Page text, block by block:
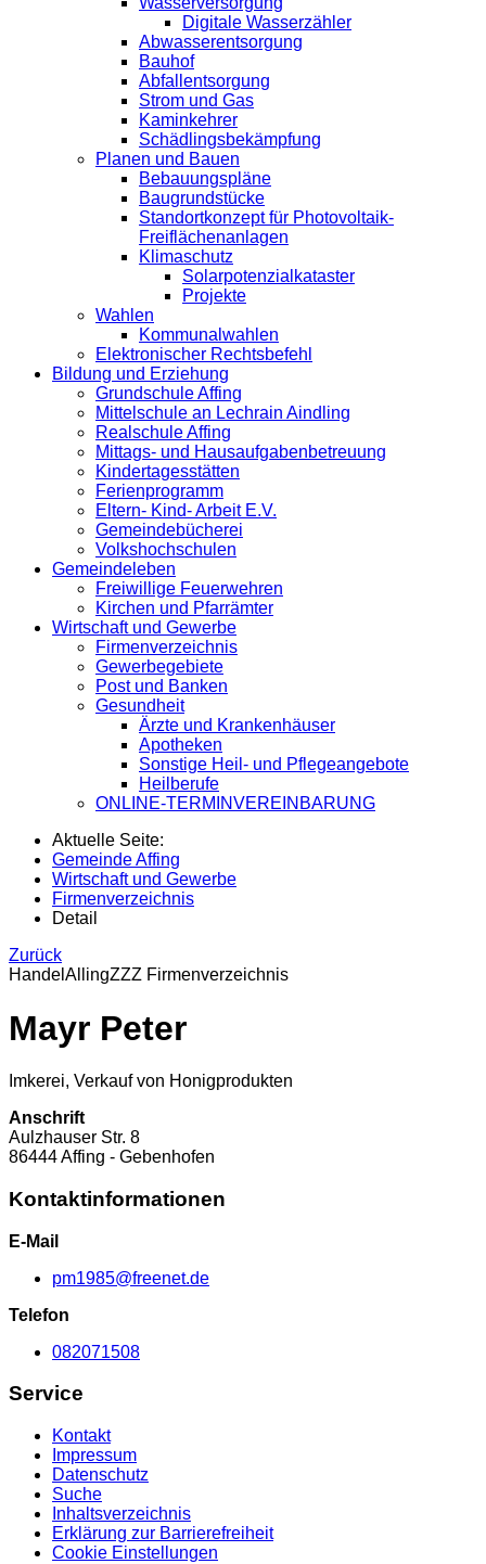
Digitale Wasserzähler
Abwasserentsorgung
Bauhof
Abfallentsorgung
Strom und Gas
Kaminkehrer
Schädlingsbekämpfung
Planen und Bauen
Bebauungspläne
Baugrundstücke
Standortkonzept für Photovoltaik-
Freiflächenanlagen
Klimaschutz
Solarpotenzialkataster
Projekte
Wahlen
Kommunalwahlen
Elektronischer Rechtsbefehl
Bildung und Erziehung
Grundschule Affing
Mittelschule an Lechrain Aindling
Realschule Affing
Mittags- und Hausaufgabenbetreuung
Kindertagesstätten
Ferienprogramm
Eltern- Kind- Arbeit E.V.
Gemeindebücherei
Volkshochschulen
Gemeindeleben
Freiwillige Feuerwehren
Kirchen und Pfarrämter
Wirtschaft und Gewerbe
Firmenverzeichnis
Gewerbegebiete
Post und Banken
Gesundheit
Ärzte und Krankenhäuser
Apotheken
Sonstige Heil- und Pflegeangebote
Heilberufe
ONLINE-TERMINVEREINBARUNG
Aktuelle Seite:
Gemeinde Affing
Wirtschaft und Gewerbe
Firmenverzeichnis
Detail
Zurück
Handel AllingZZZ Firmenverzeichnis
Mayr Peter
Imkerei, Verkauf von Honigprodukten
Anschrift
Aulzhauser Str. 8
86444Affing - Gebenhofen
Kontaktinformationen
E-Mail
pm1985@freenet.de
Telefon
082071508
Service
Kontakt
Impressum
Datenschutz
Suche
Inhaltsverzeichnis
Erklärung zur Barrierefreiheit
Cookie Einstellungen